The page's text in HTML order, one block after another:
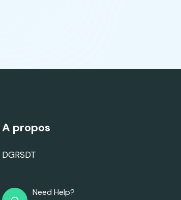
A propos
DGRSDT
Need Help?